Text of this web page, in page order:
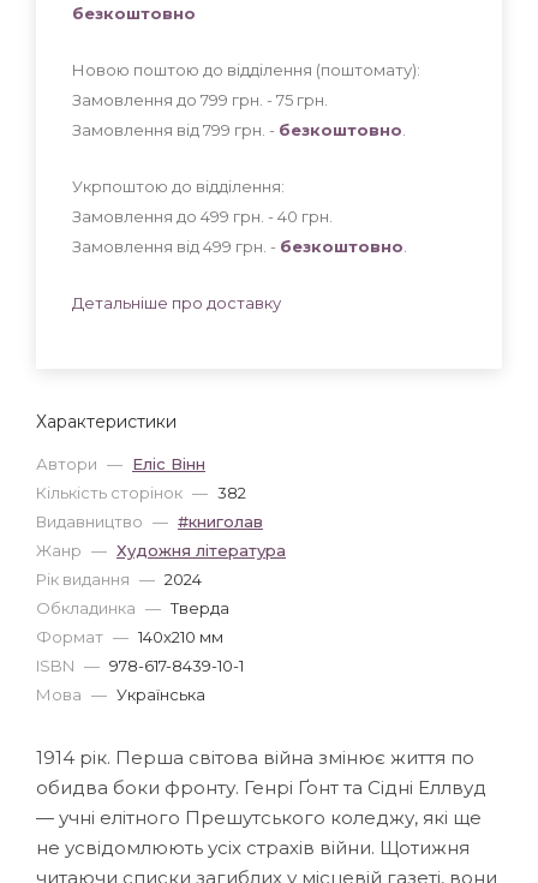
Характеристики
Автори — Еліс Вінн
Кількість сторінок — 382
Видавництво — #книголав
Жанр — Художня література
Рік видання — 2024
Обкладинка — Тверда
Формат — 140x210 мм
ISBN — 978-617-8439-10-1
Мова — Українська
безкоштовно
Новою поштою до відділення (поштомату):
Замовлення до 799 грн. - 75 грн
Замовлення від 799 грн. - безкоштовно
Укрпоштою до відділення:
Замовлення до 499 грн. - 40 грн
Замовлення від 499 грн. - безкоштовно
Детальніше про доставку
1914 рік. Перша світова війна змінює життя по
обидва боки фронту. Генрі Ґонт та Сідні Еллвуд
— учні елітного Прешутського коледжу, які ще
не усвідомлюють усіх страхів війни. Щотижня
читаючи списки загиблих у місцевій газеті, вони